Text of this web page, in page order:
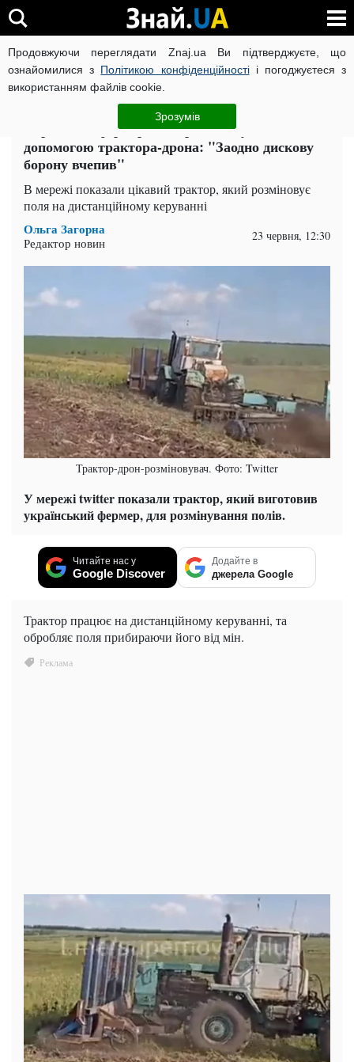
Продовжуючи переглядати Znaj.ua Ви підтверджуєте, що
ознайомилися з Політикою конфіденційностіі погоджуєтеся з
використанням файлів cookie.
Зрозумів
ВІЙНА РОСІЇ ПРОТИ УКРАЇНИ КОРОНАВІРУС В УКРАЇНІ
Auto.Знай ЧИТАТЬ НА РУССКОМ
Українські фермери вже розміновують поля за
допомогою трактора-дрона: "Заодно дискову
борону вчепив"
В мережі показали цікавий трактор, який розміновує
поля на дистанційному керуванні
Ольга Загорна
Редактор новин 23 червня, 12:30
Трактор-дрон-розміновувач. Фото: Twitter
У мережі twitter показали трактор, який виготовив
український фермер, для розмінування полів.
Читайте нас у
Google Discover
Додайте в
джерела Google
Трактор працює на дистанційному керуванні, та
обробляє поля прибираючи його від мін.